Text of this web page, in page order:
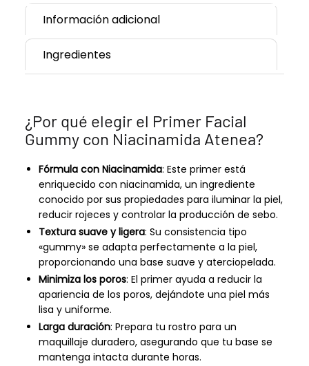
Información adicional
Ingredientes
¿Por qué elegir el Primer Facial
Gummy con Niacinamida Atenea?
Fórmula con Niacinamida: Este primer está
enriquecido con niacinamida, un ingrediente
conocido por sus propiedades para iluminar la piel,
reducir rojeces y controlar la producción de sebo.
Textura suave y ligera: Su consistencia tipo
«gummy» se adapta perfectamente a la piel,
proporcionando una base suave y aterciopelada.
Minimiza los poros: El primer ayuda a reducir la
apariencia de los poros, dejándote una piel más
lisa y uniforme.
Larga duración: Prepara tu rostro para un
maquillaje duradero, asegurando que tu base se
mantenga intacta durante horas.